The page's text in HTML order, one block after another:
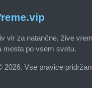
vir za natančne, žive
mesta po vsem svetu.
2026. Vse pravice